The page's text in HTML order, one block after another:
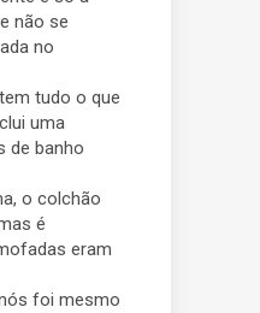
não se
no
tudo o que
uma
de banho
o colchão
é
eram
foi mesmo